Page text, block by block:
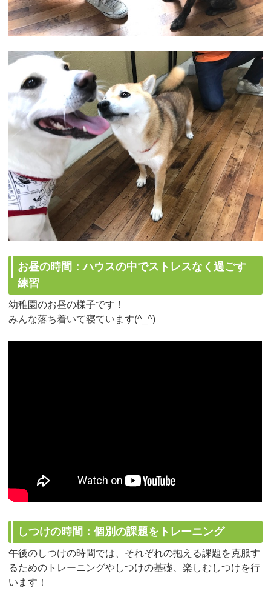
お昼の時間：ハウスの中でストレスなく過ごす
練習
幼稚園のお昼の様子です！
みんな落ち着いて寝ています(^_^)
しつけの時間：個別の課題をトレーニング
午後のしつけの時間では、それぞれの抱える課題を克服す
るためのトレーニングやしつけの基礎、楽しむしつけを行
います！